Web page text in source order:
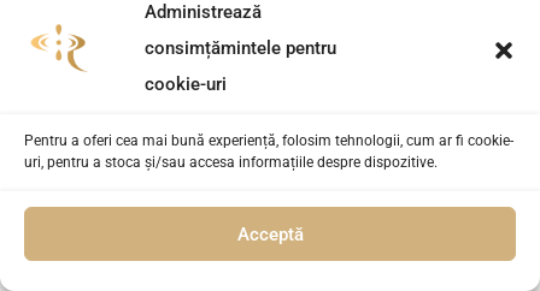
Administrează
consimțămintele pentru
cookie-uri
Pentru a oferi cea mai bună experiență, folosim tehnologii, cum ar fi cookie-
uri, pentru a stoca și/sau accesa informațiile despre dispozitive.
Acceptă
Legal
CR COACHING & DEVELOPMENT SRL
NR. REG. COM: J23/3689/2016
Ai nevoie de ajutor?